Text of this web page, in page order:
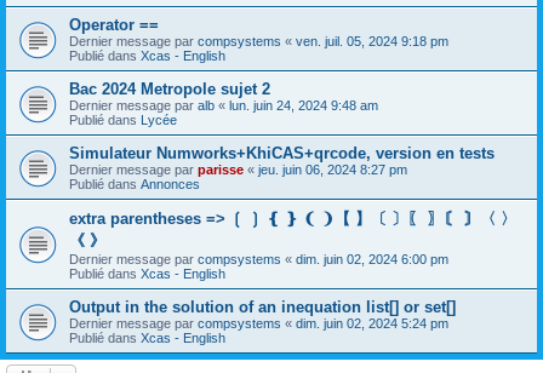
Operator ==
Dernier message par compsystems « ven. juil. 05, 2024 9:18 pm
Publié dans Xcas - English
Bac 2024 Metropole sujet 2
Dernier message par alb « lun. juin 24, 2024 9:48 am
Publié dans Lycée
Simulateur Numworks+KhiCAS+qrcode, version en tests
Dernier message par parisse « jeu. juin 06, 2024 8:27 pm
Publié dans Annonces
extra parentheses => ❲ ❳ ❴ ❵ ❨ ❩【 】〔 〕〖 〗〘 〙〈 〉
《 》
Dernier message par compsystems « dim. juin 02, 2024 6:00 pm
Publié dans Xcas - English
Output in the solution of an inequation list[] or set[]
Dernier message par compsystems « dim. juin 02, 2024 5:24 pm
Publié dans Xcas - English